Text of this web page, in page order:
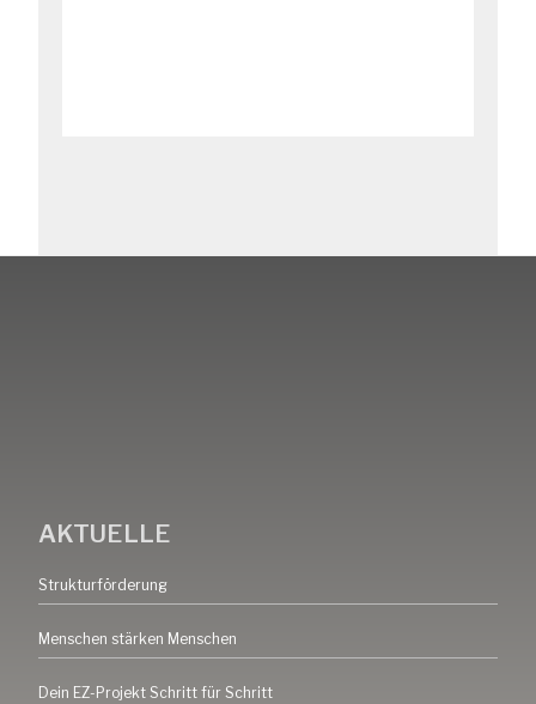
AKTUELLE
Strukturförderung
Menschen stärken Menschen
Dein EZ-Projekt Schritt für Schritt